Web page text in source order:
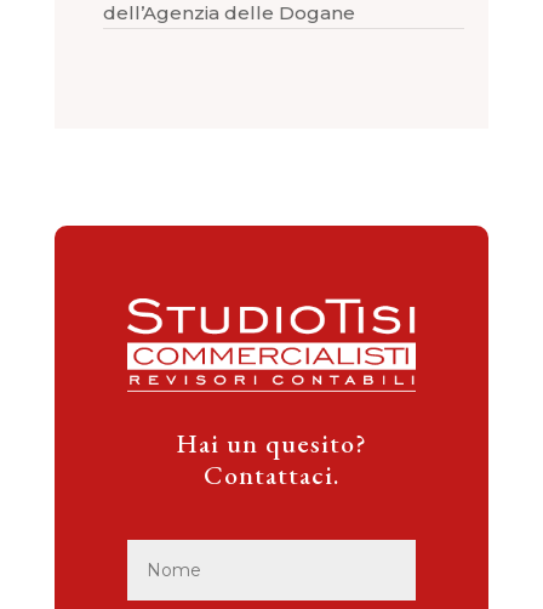
dell’Agenzia delle Dogane
Hai un quesito?
Contattaci.